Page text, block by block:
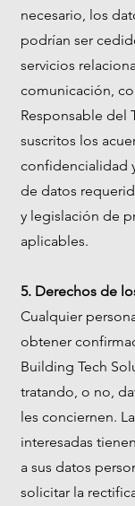
necesario, los
podrían ser
servicios
comunicación,
Responsable del
suscritos los
confidencialidad
de datos
y legislación de
aplicables.
5. Derechos de
Cualquier
obtener
Building Tech
tratando, o no,
les conciernen.
interesadas
a sus datos
solicitar la